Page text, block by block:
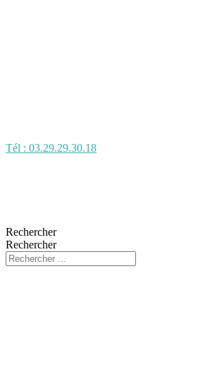
Tél : 03.29.29.30.18
Rechercher
Rechercher